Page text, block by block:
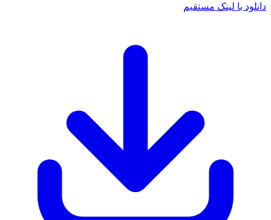
دانلود با لینک مستقیم